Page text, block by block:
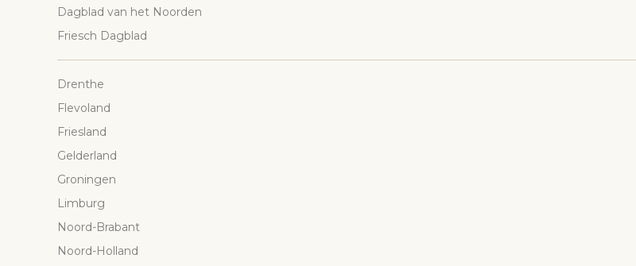
Dagblad van het Noorden
Friesch Dagblad
Drenthe
Flevoland
Friesland
Gelderland
Groningen
Limburg
Noord-Brabant
Noord-Holland